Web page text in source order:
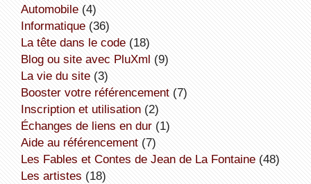
Automobile(4)
informatique(36)
la tête dans le code(18)
Blog ou site avec PluXml (9)
la vie du site(3)
booster votre référencement(7)
inscription et utilisation(2)
échanges de liens en dur(1)
aide au référencement(7)
Les Fables et Contes de Jean de La Fontaine(48)
Les artistes (18)